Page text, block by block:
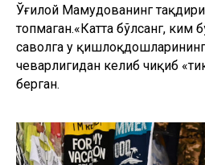
Ўғилой Маҳмудованинг
топмаган.«Катта бўлсанг, ким
саволга у
чеварлигидан келиб чиқиб
берган.